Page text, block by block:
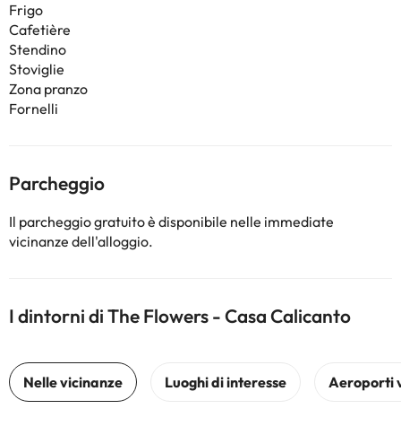
Frigo
Cafetière
Stendino
Stoviglie
Zona pranzo
Fornelli
Parcheggio
Il parcheggio gratuito è disponibile nelle immediate
vicinanze dell'alloggio.
I dintorni di The Flowers - Casa Calicanto